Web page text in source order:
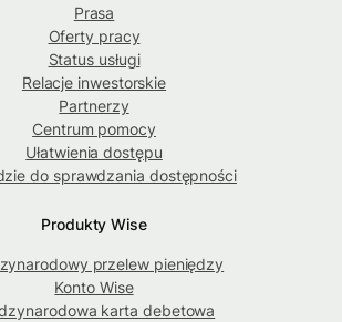
Prasa
Oferty pracy
Status usługi
Relacje inwestorskie
Partnerzy
Centrum pomocy
Ułatwienia dostępu
do sprawdzania dostępności
Produkty Wise
przelew pieniędzy
Konto Wise
karta debetowa